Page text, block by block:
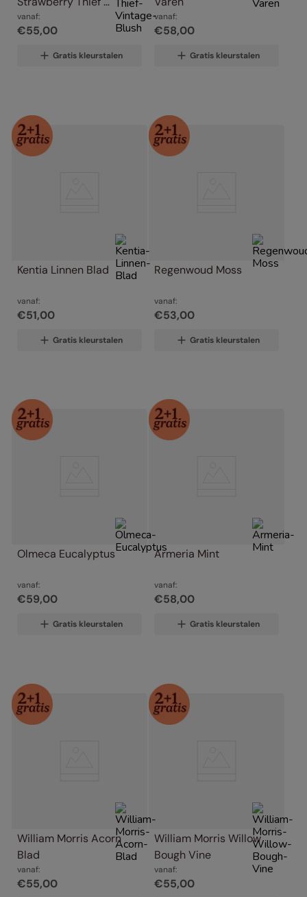
Vintage Blush
vanaf:
€55,00
Gratis kleurstalen
vanaf:
€58,00
Gratis kleurstalen
Kentia Linnen Blad
vanaf:
€51,00
Gratis kleurstalen
Regenwoud Moss
vanaf:
€53,00
Gratis kleurstalen
Olmeca Eucalyptus
vanaf:
€59,00
Gratis kleurstalen
Armeria Mint
vanaf:
€58,00
Gratis kleurstalen
William Morris Acorn
Blad
vanaf:
€55,00
William Morris Willow
Bough Vine
vanaf:
€55,00